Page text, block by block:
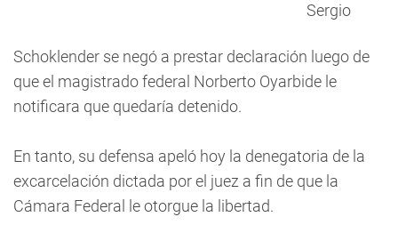
Sergio
Schoklender se negó a prestar declaración luego de
que el magistrado federal Norberto Oyarbide le
notificara que quedaría detenido.
En tanto, su defensa apeló hoy la denegatoria de la
excarcelación dictada por el juez a fin de que la
Cámara Federal le otorgue la libertad.